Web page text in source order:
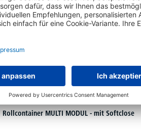
Rollcontainer MULTI MODUL - mit Softclose